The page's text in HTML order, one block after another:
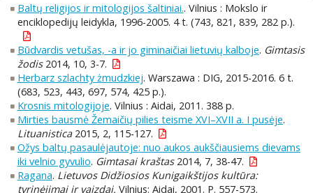
Baltų religijos ir mitologijos šaltiniai.. Vilnius : Mokslo ir
enciklopedijų leidykla, 1996-2005. 4 t. (743, 821, 839, 282 p.).
Būdvardis vetušas, -a ir jo giminaičiai lietuvių kalboje. Gimtasis
žodis2014, 10, 3-7.
Herbarz szlachty żmudzkiej. Warszawa : DIG, 2015-2016. 6 t.
(683, 523, 443, 697, 574, 425 p.).
Krosnis mitologijoje. Vilnius : Aidai, 2011. 388 p.
Mirties bausmė Žemaičių pilies teisme XVI–XVII a. I pusėje.
Lituanistica2015, 2, 115-127.
Ožys baltų pasaulėjautoje: nuo aukos aukščiausiems dievams
iki velnio gyvulio. Gimtasai kraštas2014, 7, 38-47.
Ragana. Lietuvos Didžiosios Kunigaikštijos kultūra:
tyrinėjimai ir vaizdai. Vilnius: Aidai, 2001. P. 557-573.